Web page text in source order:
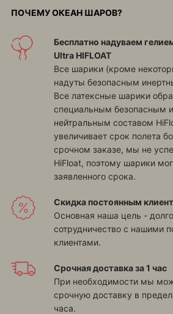
ПОЧЕМУ ОКЕАН ШАРОВ?
Бесплатно надуваем
Ultra HIFLOAT
Все шарики (кроме
надуты безопасным
Все латексные шарики
специальным безопасным
нейтральным составом
увеличивает срок полета
срочном заказе, мы не
HiFloat, поэтому шарики
заявленного срока.
Скидка постоянным
Основная наша цель -
сотрудничество с нашими
клиентами.
Срочная доставка за 1 час
При необходимости мы
срочную доставку в
часа.